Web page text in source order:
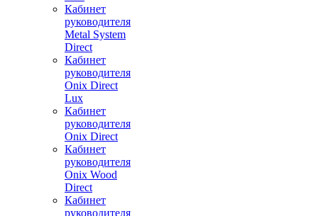
Кабинет
руководителя
Metal System
Direct
Кабинет
руководителя
Onix Direct
Lux
Кабинет
руководителя
Onix Direct
Кабинет
руководителя
Onix Wood
Direct
Кабинет
руководителя